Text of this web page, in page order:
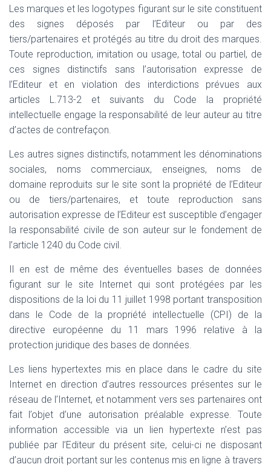
Les marques et les logotypes figurant sur le site constituent
des signes déposés par l’Editeur ou par des
tiers/partenaires et protégés au titre du droit des marques.
Toute reproduction, imitation ou usage, total ou partiel, de
ces signes distinctifs sans l’autorisation expresse de
l’Editeur et en violation des interdictions prévues aux
articles L.713-2 et suivants du Code la propriété
intellectuelle engage la responsabilité de leur auteur au titre
d’actes de contrefaçon.
Les autres signes distinctifs, notamment les dénominations
sociales, noms commerciaux, enseignes, noms de
domaine reproduits sur le site sont la propriété de l’Editeur
ou de tiers/partenaires, et toute reproduction sans
autorisation expresse de l’Editeur est susceptible d’engager
la responsabilité civile de son auteur sur le fondement de
l’article 1240 du Code civil.
Il en est de même des éventuelles bases de données
figurant sur le site Internet qui sont protégées par les
dispositions de la loi du 11 juillet 1998 portant transposition
dans le Code de la propriété intellectuelle (CPI) de la
directive européenne du 11 mars 1996 relative à la
protection juridique des bases de données.
Les liens hypertextes mis en place dans le cadre du site
Internet en direction d’autres ressources présentes sur le
réseau de l’Internet, et notamment vers ses partenaires ont
fait l’objet d’une autorisation préalable expresse. Toute
information accessible via un lien hypertexte n’est pas
publiée par l’Editeur du présent site, celui-ci ne disposant
d’aucun droit portant sur les contenus mis en ligne à travers